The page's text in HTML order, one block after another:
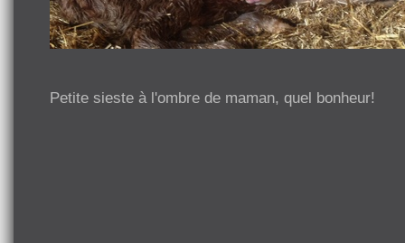
Petite sieste à l'ombre de maman, quel bonheur!